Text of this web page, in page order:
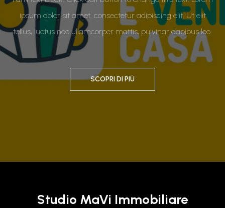
ipsum dolor sit amet, consectetur adipiscing elit. Ut elit
tellus, luctus nec ullamcorper mattis, pulvinar dapibus leo.
SCOPRI DI PIÙ
Studio MaVi Immobiliare